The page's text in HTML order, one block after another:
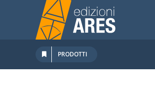
contenuto
PRODOTTI